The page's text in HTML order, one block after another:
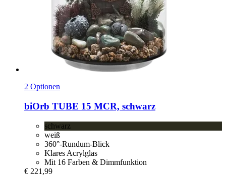
2 Optionen
biOrb TUBE 15 MCR, schwarz
schwarz
weiß
360°-Rundum-Blick
Klares Acrylglas
Mit 16 Farben & Dimmfunktion
€ 221,99